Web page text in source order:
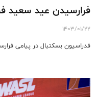
فرارسیدن عید سعید
1403/01/22
فدراسیون بسکتبال در پیامی